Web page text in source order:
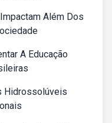
Além Dos
A Educação
Hidrossolúveis